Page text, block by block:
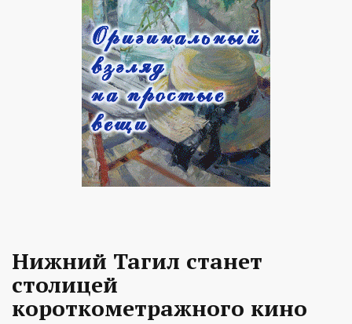
Нижний Тагил станет
столицей
короткометражного кино